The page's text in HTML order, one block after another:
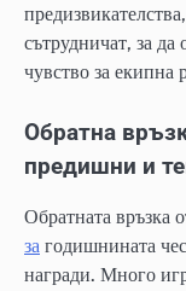
сътрудничат, за
чувство за екипна
Обратна
предишни и
Обратната връзка
за годишнината
награди. Много